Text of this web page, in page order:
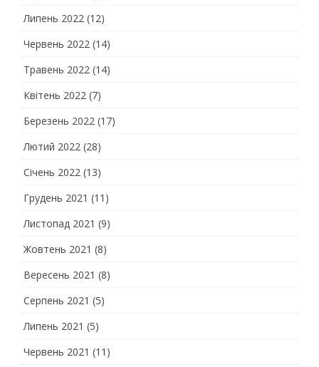
Липень 2022 (12)
Червень 2022 (14)
Травень 2022 (14)
Квітень 2022 (7)
Березень 2022 (17)
Лютий 2022 (28)
Січень 2022 (13)
Грудень 2021 (11)
Листопад 2021 (9)
Жовтень 2021 (8)
Вересень 2021 (8)
Серпень 2021 (5)
Липень 2021 (5)
Червень 2021 (11)